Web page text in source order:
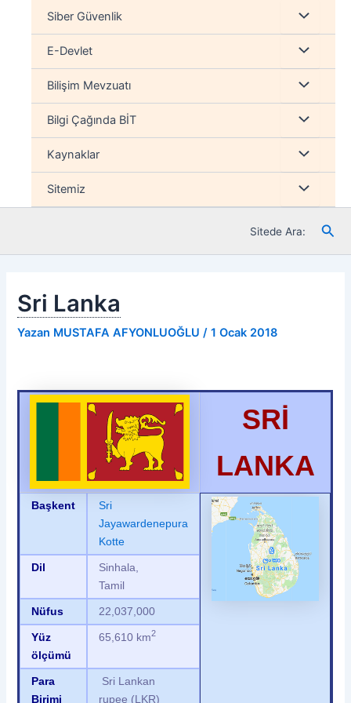
Siber Güvenlik Menu
düğmesi
E-Devlet Menu
düğmesi
Bilişim Mevzuatı Menu
düğmesi
Bilgi Çağında BİT Menu
düğmesi
Kaynaklar Menu
düğmesi
Sitemiz Menu
düğmesi
Sitede Ara:
Sri Lanka
Yazan MUSTAFA AFYONLUOĞLU/1 Ocak 2018
SRİ
LANKA
Başkent
Sri
Jayawardenepura
Kotte
Dil
Sinhala,
Tamil
Nüfus 22,037,000
Yüz
ölçümü
65,610 km2
Para
Birimi
Sri Lankan
rupee (LKR)